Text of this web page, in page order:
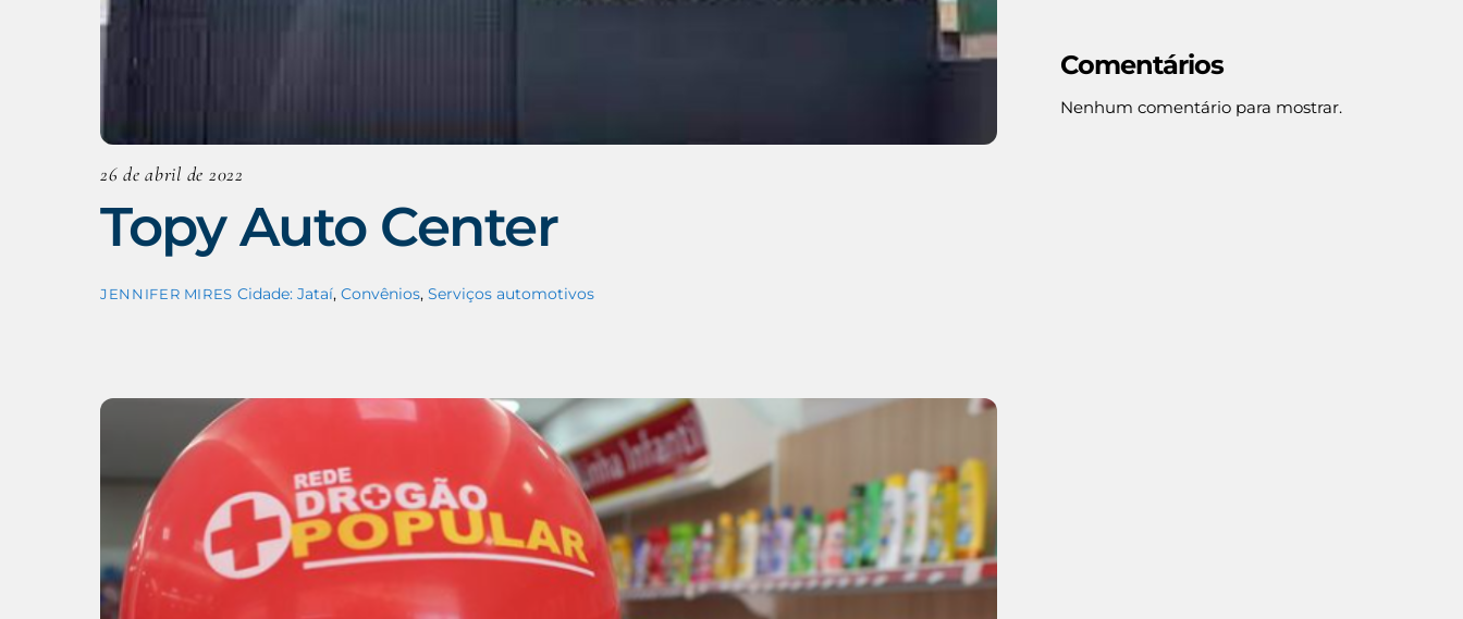
26 de abril de 2022
Topy Auto Center
JENNIFER MIRES Cidade: Jataí,Convênios,Serviços automotivos
Comentários
Nenhum comentário para mostrar.